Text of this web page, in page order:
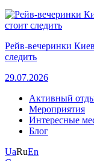
Рейв-вечеринки
следить
29.07.2026
Активный
Мероприятия
Интересные
Блог
UaRuEn